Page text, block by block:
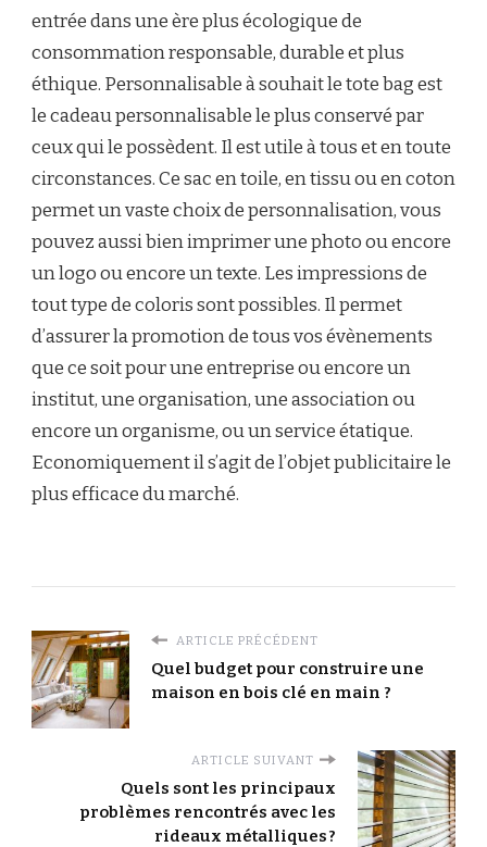
entrée dans une ère plus écologique de
consommation responsable, durable et plus
éthique. Personnalisable à souhait le tote bag est
le cadeau personnalisable le plus conservé par
ceux qui le possèdent. Il est utile à tous et en toute
circonstances. Ce sac en toile, en tissu ou en coton
permet un vaste choix de personnalisation, vous
pouvez aussi bien imprimer une photo ou encore
un logo ou encore un texte. Les impressions de
tout type de coloris sont possibles. Il permet
d’assurer la promotion de tous vos évènements
que ce soit pour une entreprise ou encore un
institut, une organisation, une association ou
encore un organisme, ou un service étatique.
Economiquement il s’agit de l’objet publicitaire le
plus efficace du marché.
ARTICLE PRÉCÉDENT
Quel budget pour construire une
maison en bois clé en main ?
ARTICLE SUIVANT
Quels sont les principaux
problèmes rencontrés avec les
rideaux métalliques ?